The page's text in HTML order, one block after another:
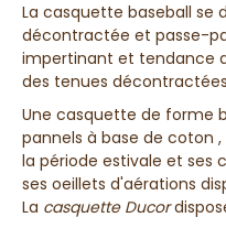
La casquette baseball se
décontractée et passe-
impertinant et tendance
des tenues décontractées
Une casquette de forme
pannels à base de coton
la période estivale et ses
ses oeillets d'aérations
La casquette Ducor